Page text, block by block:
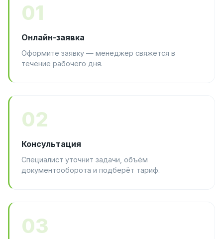
01
Онлайн-заявка
Оформите заявку — менеджер свяжется в
течение рабочего дня.
02
Консультация
Специалист уточнит задачи, объём
документооборота и подберёт тариф.
03